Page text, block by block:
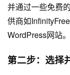
并通过一些免费
供商如
WordPress网站。
第二步：选择